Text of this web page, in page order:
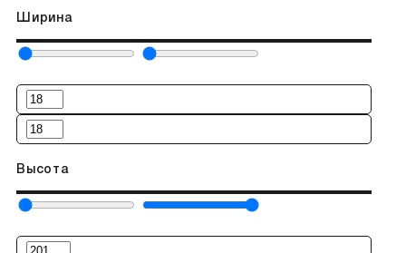
Ширина
Высота